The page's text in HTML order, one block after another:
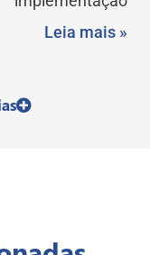
Leia mais »